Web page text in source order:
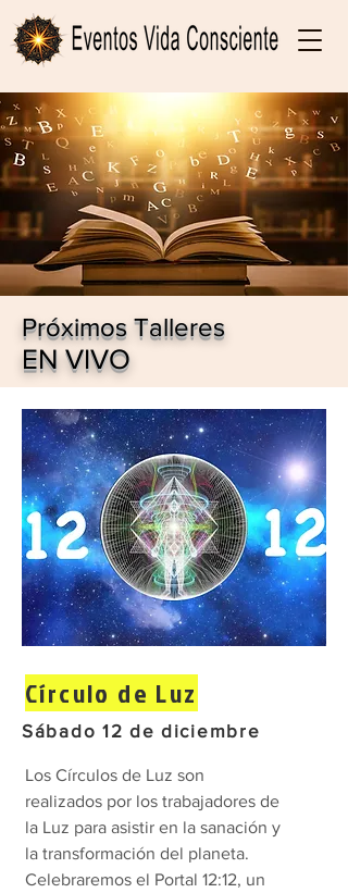
Próximos Talleres
EN VIVO
Círculo de Luz
Sábado 12 de diciembre
Los Círculos de Luz son
realizados por los trabajadores de
la Luz para asistir en la sanación y
la transformación del planeta.
Celebraremos el Portal 12:12, un